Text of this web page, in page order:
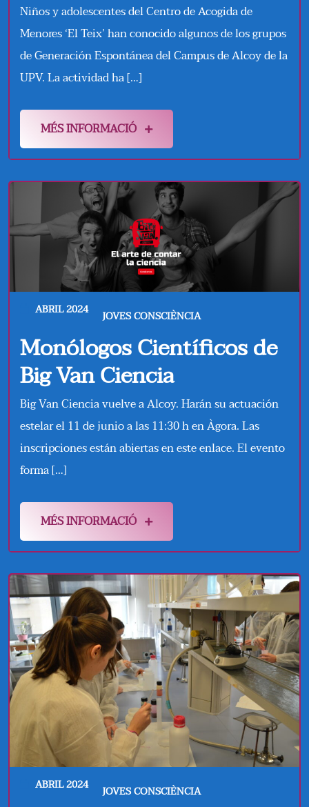
Niños y adolescentes del Centro de Acogida de
Menores ‘El Teix’ han conocido algunos de los grupos
de Generación Espontánea del Campus de Alcoy de la
UPV. La actividad ha […]
MÉS INFORMACIÓ
ABRIL 2024 JOVES CONSCIÈNCIA
Monólogos Científicos de
Big Van Ciencia
Big Van Ciencia vuelve a Alcoy. Harán su actuación
estelar el 11 de junio a las 11:30 h en Àgora. Las
inscripciones están abiertas en este enlace. El evento
forma […]
MÉS INFORMACIÓ
ABRIL 2024 JOVES CONSCIÈNCIA